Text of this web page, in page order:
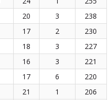
20 3
238
17 2
230
18 3
227
16 3
221
17 6
220
21 1
206